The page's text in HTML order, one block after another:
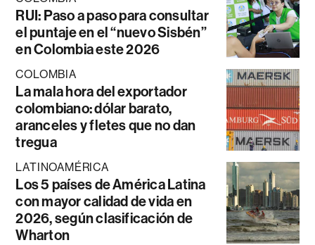
RUI: Paso a paso para consultar
el puntaje en el “nuevo Sisbén”
en Colombia este 2026
COLOMBIA
La mala hora del exportador
colombiano: dólar barato,
aranceles y fletes que no dan
tregua
LATINOAMÉRICA
Los 5 países de América Latina
con mayor calidad de vida en
2026, según clasificación de
Wharton